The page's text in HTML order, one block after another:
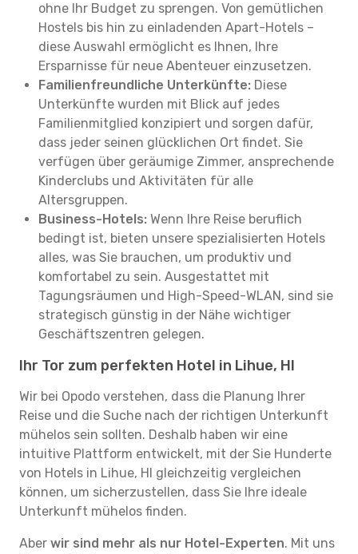
ohne Ihr Budget zu sprengen. Von gemütlichen
Hostels bis hin zu einladenden Apart-Hotels –
diese Auswahl ermöglicht es Ihnen, Ihre
Ersparnisse für neue Abenteuer einzusetzen.
Familienfreundliche Unterkünfte: Diese
Unterkünfte wurden mit Blick auf jedes
Familienmitglied konzipiert und sorgen dafür,
dass jeder seinen glücklichen Ort findet. Sie
verfügen über geräumige Zimmer, ansprechende
Kinderclubs und Aktivitäten für alle
Altersgruppen.
Business-Hotels: Wenn Ihre Reise beruflich
bedingt ist, bieten unsere spezialisierten Hotels
alles, was Sie brauchen, um produktiv und
komfortabel zu sein. Ausgestattet mit
Tagungsräumen und High-Speed-WLAN, sind sie
strategisch günstig in der Nähe wichtiger
Geschäftszentren gelegen.
Ihr Tor zum perfekten Hotel in Lihue, HI
Wir bei Opodo verstehen, dass die Planung Ihrer
Reise und die Suche nach der richtigen Unterkunft
mühelos sein sollten. Deshalb haben wir eine
intuitive Plattform entwickelt, mit der Sie Hunderte
von Hotels in Lihue, HI gleichzeitig vergleichen
können, um sicherzustellen, dass Sie Ihre ideale
Unterkunft mühelos finden.
Aber wir sind mehr als nur Hotel-Experten. Mit uns